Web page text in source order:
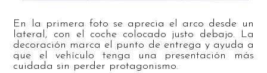
En la primera foto se aprecia el arco desde un
lateral, con el coche colocado justo debajo. La
decoración marca el punto de entrega y ayuda a
que el vehículo tenga una presentación más
cuidada sin perder protagonismo.